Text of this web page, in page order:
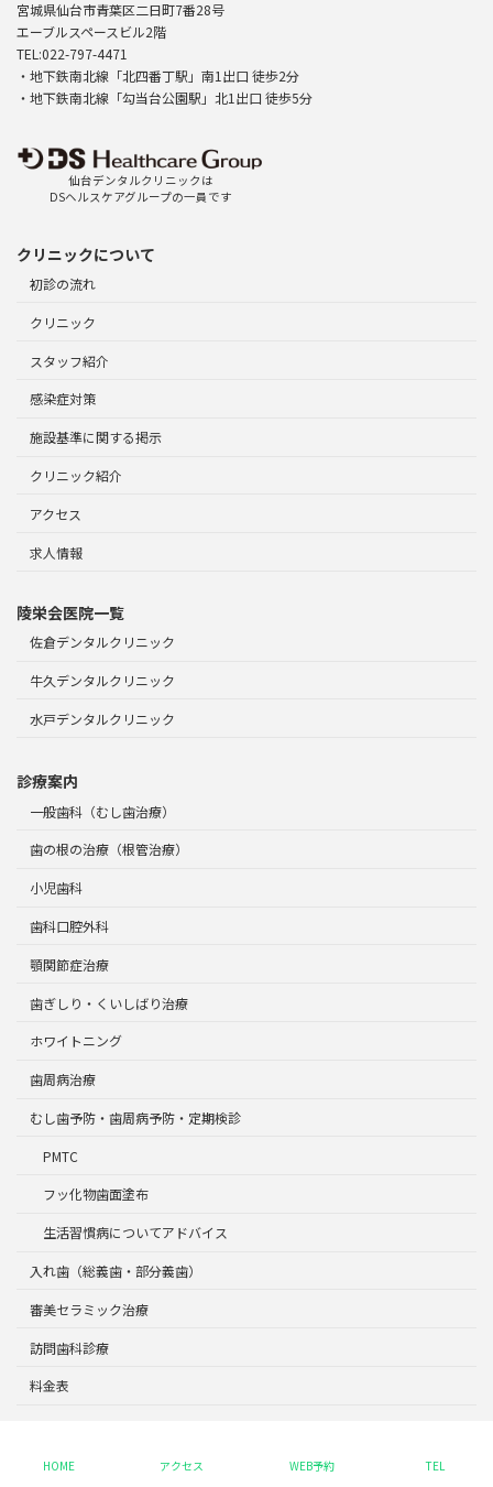
宮城県仙台市青葉区二日町7番28号
エーブルスペースビル2階
TEL:022-797-4471
・地下鉄南北線「北四番丁駅」南1出口 徒歩2分
・地下鉄南北線「勾当台公園駅」北1出口 徒歩5分
仙台デンタルクリニックは
DSヘルスケアグループの一員です
クリニックについて
初診の流れ
クリニック
スタッフ紹介
感染症対策
施設基準に関する掲示
クリニック紹介
アクセス
求人情報
陵栄会医院一覧
佐倉デンタルクリニック
牛久デンタルクリニック
水戸デンタルクリニック
診療案内
一般歯科（むし歯治療）
歯の根の治療（根管治療）
小児歯科
歯科口腔外科
顎関節症治療
歯ぎしり・くいしばり治療
ホワイトニング
歯周病治療
むし歯予防・歯周病予防・定期検診
PMTC
フッ化物歯面塗布
生活習慣病についてアドバイス
入れ歯（総義歯・部分義歯）
審美セラミック治療
訪問歯科診療
料金表
HOME アクセス WEB予約 TEL